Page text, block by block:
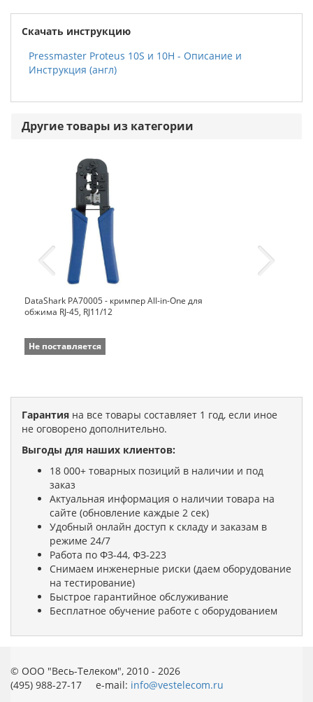
Скачать инструкцию
Pressmaster Proteus 10S и 10H - Описание и
Инструкция (англ)
Другие товары из категории
DataShark PA70005 - кримпер All-in-One для
обжима RJ-45, RJ11/12
Не поставляется
Гарантия на все товары составляет 1 год, если иное
не оговорено дополнительно.
Выгоды для наших клиентов:
18 000+ товарных позиций в наличии и под
заказ
Актуальная информация о наличии товара на
сайте (обновление каждые 2 сек)
Удобный онлайн доступ к складу и заказам в
режиме 24/7
Работа по ФЗ-44, ФЗ-223
Снимаем инженерные риски (даем оборудование
на тестирование)
Быстрое гарантийное обслуживание
Бесплатное обучение работе с оборудованием
© ООО "Весь-Телеком", 2010 - 2026
(495) 988-27-17 e-mail: info@vestelecom.ru